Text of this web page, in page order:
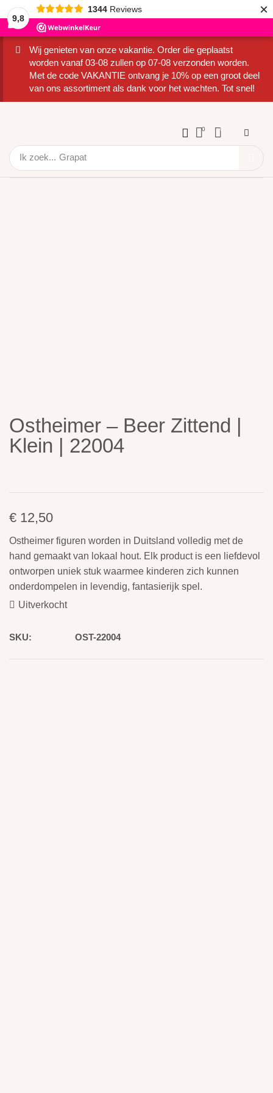
9,8
1344 Reviews ×
Wij genieten van onze vakantie. Order die geplaatst
worden vanaf 03-08 zullen op 07-08 verzonden worden.
Met de code VAKANTIE ontvang je 10% op een groot deel
van ons assortiment als dank voor het wachten. Tot snel!
Ik zoek... Grapat
0 0
Ostheimer – Beer Zittend |
Klein | 22004
€ 12,50
Ostheimer figuren worden in Duitsland volledig met de
hand gemaakt van lokaal hout. Elk product is een liefdevol
ontworpen uniek stuk waarmee kinderen zich kunnen
onderdompelen in levendig, fantasierijk spel.
Uitverkocht
SKU: OST-22004